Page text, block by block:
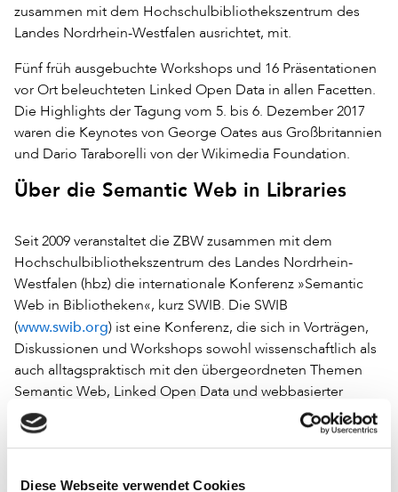
Diese Webseite verwendet Cookies
zusammen mit dem Hochschulbibliothekszentrum des
Landes Nordrhein-Westfalen ausrichtet, mit.
Fünf früh ausgebuchte Workshops und 16 Präsentationen
vor Ort beleuchteten Linked Open Data in allen Facetten.
Die Highlights der Tagung vom 5. bis 6. Dezember 2017
waren die Keynotes von George Oates aus Großbritannien
und Dario Taraborelli von der Wikimedia Foundation.
Über die Semantic Web in Libraries
Seit 2009 veranstaltet die ZBW zusammen mit dem
Hochschulbibliothekszentrum des Landes Nordrhein-
Westfalen (hbz) die internationale Konferenz »Semantic
Web in Bibliotheken«, kurz SWIB. Die SWIB
(www.swib.org) ist eine Konferenz, die sich in Vorträgen,
Diskussionen und Workshops sowohl wissenschaftlich als
auch alltagspraktisch mit den übergeordneten Themen
Semantic Web, Linked Open Data und webbasierter
Wissenschaftskommunikation beschäftigt. Jedes Jahr
werden hochrangige internationale Speaker geladen. Seit
und heißt »Semantic Web in Libraries«. 2018 wird die SWIB